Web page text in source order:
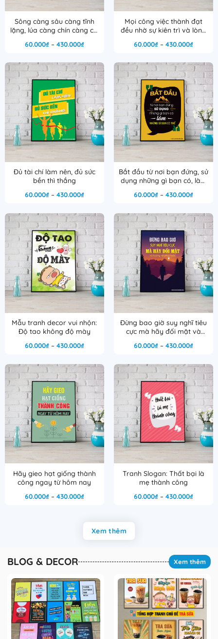
Sông càng sâu càng tĩnh
lặng, lúa càng chín càng cúi
60.000₫ – 430.000₫Khoảng
60.000₫
đến
430.000₫
Mọi công việc thành đạt
đều nhờ sự kiên trì và lòng
60.000₫ – 430.000₫Khoảng
60.000₫
đến
Đủ tài chí làm nên, đủ sức
bền thì thắng
60.000₫ – 430.000₫Khoảng
60.000₫
đến
430.000₫
Bắt đầu từ nơi bạn đứng, sử
dụng những gì bạn có, làm
60.000₫ – 430.000₫Khoảng
60.000₫
đến
Mẫu tranh decor vui nhộn:
Độ tao không độ mày
60.000₫ – 430.000₫Khoảng
60.000₫
đến
430.000₫
Đừng bao giờ suy nghĩ tiêu
cực mà hãy đối mặt và
60.000₫ – 430.000₫Khoảng
60.000₫
đến
Hãy gieo hạt giống thành
công ngay từ hôm nay
60.000₫ – 430.000₫Khoảng
đến
430.000₫
Tranh Slogan: Thất bại là
mẹ thành công
60.000₫ – 430.000₫Khoảng
Xem thêm
BLOG & DECOR Xem thêm